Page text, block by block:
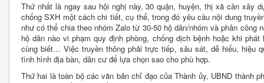
Thứ nhất là ngay sau hội nghị này, 30 quận, huyện, thị xã cần xây
chống SXH một cách chi tiết, cụ thể, trong đó yêu cầu nội dung
như có thể chia theo nhóm Zalo từ 30-50 hộ dân/nhóm và phân công
hộ dân nào vi phạm quy định phòng, chống dịch bệnh hoặc khi
cùng biết… Việc truyền thông phải trực tiếp, sâu sát, dễ hiểu, hiệu
tình hình địa bàn, dân cư để lựa chọn sao cho phù hợp.
Thứ hai là toàn bộ các văn bản chỉ đạo của Thành ủy, UBND thành